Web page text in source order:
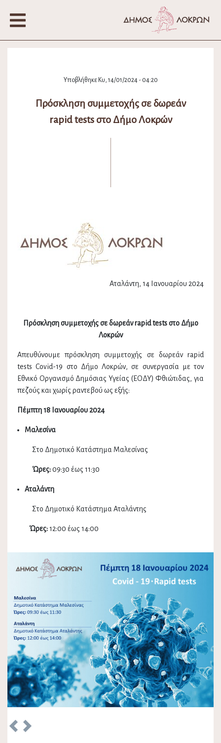
Υποβλήθηκε Κυ, 14/01/2024 - 04:20
Πρόσκληση συμμετοχής σε δωρεάν
rapid tests στο Δήμο Λοκρών
Αταλάντη, 14 Ιανουαρίου 2024
Πρόσκληση συμμετοχής σε δωρεάν rapid testsστο Δήμο
Λοκρών
Απευθύνουμε πρόσκληση συμμετοχής σε δωρεάν rapid
tests Covid-19 στο Δήμο Λοκρών, σε συνεργασία με τον
Εθνικό Οργανισμό Δημόσιας Υγείας (ΕΟΔΥ) Φθιώτιδας, για
πεζούς και χωρίς ραντεβού ως εξής:
Πέμπτη 18 Ιανουαρίου 2024
Μαλεσίνα
Στο Δημοτικό Κατάστημα Μαλεσίνας
Ώρες:09:30 έως 11:30
Αταλάντη
Στο Δημοτικό Κατάστημα Αταλάντης
Ώρες:12:00 έως 14:00
Previous